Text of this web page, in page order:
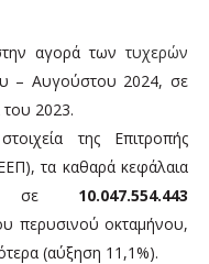
αγορά των τυχερών
– Αυγούστου 2024, σε
του 2023.
της Επιτροπής
τα καθαρά κεφάλαια
σε 10.047.554.443
περυσινού οκταμήνου,
(αύξηση 11,1%).